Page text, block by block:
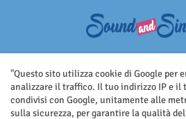
aggiornato senza nessuna periodicità. Non
un prodotto editoriale ai sensi della
"Questo sito utilizza cookie di Google per
analizzare il traffico. Il tuo indirizzo IP e il
condivisi con Google, unitamente alle
sulla sicurezza, per garantire la qualità